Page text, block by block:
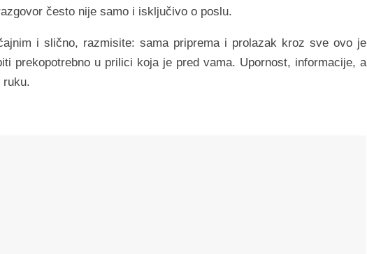
često nije samo i isključivo o poslu.
i slično, razmisite: sama priprema i prolazak kroz sve ovo je
prekopotrebno u prilici koja je pred vama. Upornost, informacije, a
ruku.